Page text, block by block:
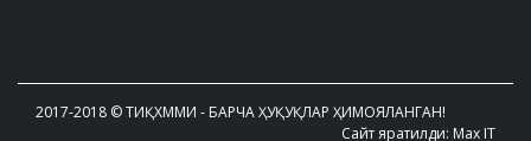
2017-2018 © ТИҚХММИ - БАРЧА ҲУҚУҚЛАР ҲИМОЯЛАНГАН!
Сайт яратилди: Max IT